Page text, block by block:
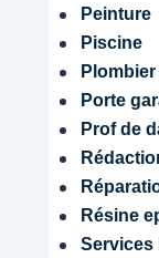
Peinture
Piscine
Plombier
Porte
Prof de
Résine
Services